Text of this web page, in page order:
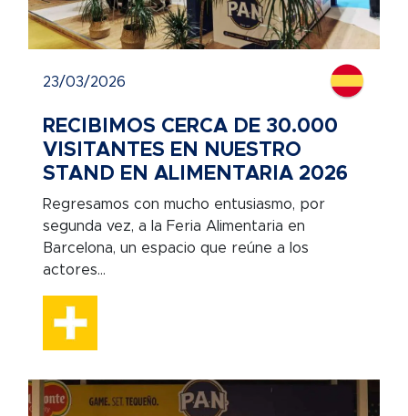
23/03/2026
RECIBIMOS CERCA DE 30.000
VISITANTES EN NUESTRO
STAND EN ALIMENTARIA 2026
Regresamos con mucho entusiasmo, por
segunda vez, a la Feria Alimentaria en
Barcelona, un espacio que reúne a los
actores...